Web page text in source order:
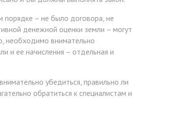
порядке – не было договора, не
денежной оценки земли – могут
необходимо внимательно
и ее начисления – отдельная и
убедиться, правильно ли
обратиться к специалистам и